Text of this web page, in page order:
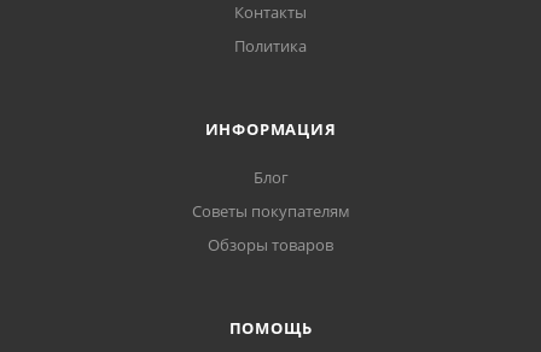
Контакты
Политика
ИНФОРМАЦИЯ
Блог
Советы покупателям
Обзоры товаров
ПОМОЩЬ